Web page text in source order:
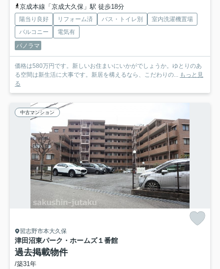
京成本線「京成大久保」駅 徒歩18分
陽当り良好 リフォーム済 バス・トイレ別
室内洗濯機置場
バルコニー
電気有
パノラマ
価格は580万円です。新しいお住まいにいかがでしょうか。ゆとりのあ
る空間は新生活に大事です。新居を構えるなら、こだわりの...
もっと見
る
中古マンション
習志野市本大久保
津田沼東パーク・ホームズ１番館
過去掲載物件
/築31年